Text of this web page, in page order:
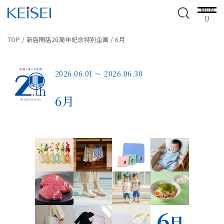
MEN
U
TOP / 新店開店20周年記念特別企画 / 6月
6月
2026.06.01 〜 2026.06.30